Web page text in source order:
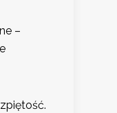
–